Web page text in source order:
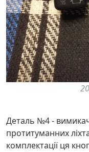
Деталь №4 -
протитуманних
комплектації ця